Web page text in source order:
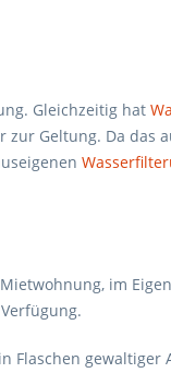
Gleichzeitig hat
Geltung. Da das
im
gewaltiger